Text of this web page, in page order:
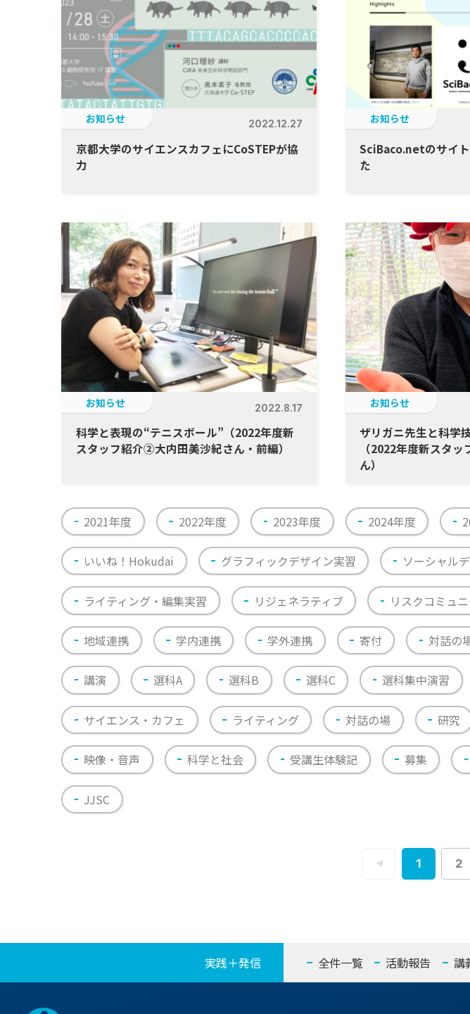
お知らせ 2022.12.27
京都大学のサイエンスカフェにCoSTEPが協
力
お知らせ
SciBaco.netのサイ
た
お知らせ 2022.8.17
科学と表現の“テニスボール”（2022年度新
スタッフ紹介②大内田美沙紀さん・前編）
お知らせ
ザリガニ先生と科学
（2022年度新スタ
ん）
2021年度 2022年度 2023年度 2024年度
いいね！Hokudai グラフィックデザイン実習 ソーシャル
ライティング・編集実習 リジェネラティブ リスクコミュ
地域連携 学内連携 学外連携 寄付 対話の
講演 選科A 選科B 選科C 選科集中演習
サイエンス・カフェ ライティング 対話の場 研究
映像・音声 科学と社会 受講生体験記 募集
JJSC
1 2
実践＋発信 全件一覧 活動報告 講